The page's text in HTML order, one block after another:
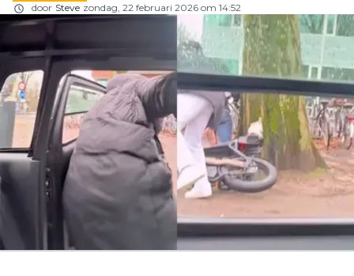
door Steve zondag, 22 februari 2026 om 14:52